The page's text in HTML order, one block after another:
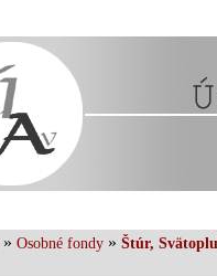
» Osobné fondy » Štúr,